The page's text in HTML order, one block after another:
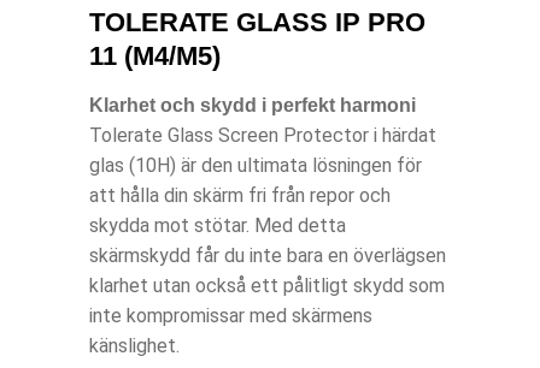
TOLERATE GLASS IP PRO
11 (M4/M5)
Klarhet och skydd i perfekt harmoni
Tolerate Glass Screen Protector i härdat
glas (10H) är den ultimata lösningen för
att hålla din skärm fri från repor och
skydda mot stötar. Med detta
skärmskydd får du inte bara en överlägsen
klarhet utan också ett pålitligt skydd som
inte kompromissar med skärmens
känslighet.